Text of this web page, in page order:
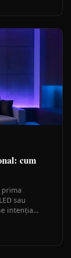
cum
sau
intenția